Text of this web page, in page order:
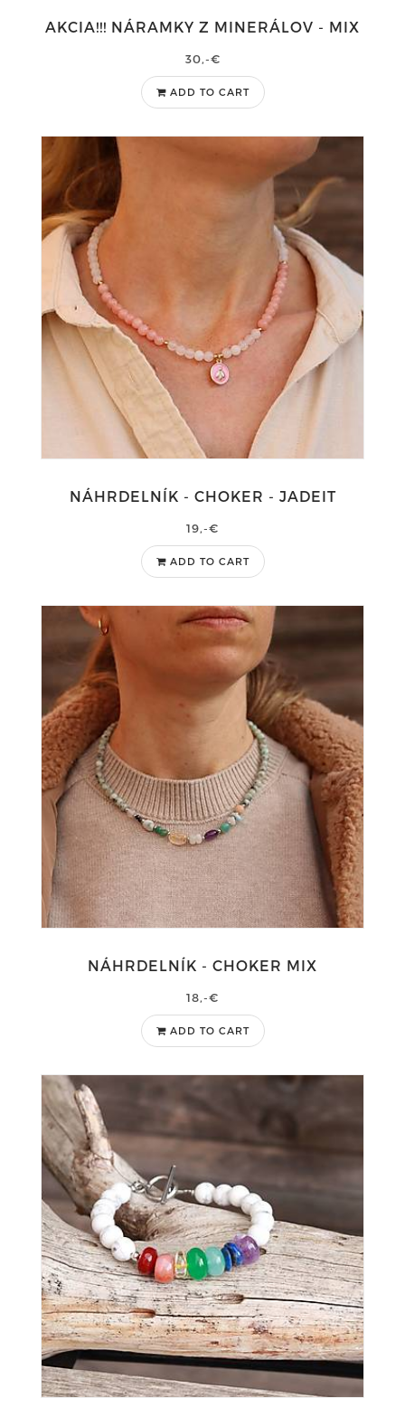
AKCIA!!! NÁRAMKY Z MINERÁLOV - MIX
30,-€
ADD TO CART
NÁHRDELNÍK - CHOKER - JADEIT
19,-€
ADD TO CART
NÁHRDELNÍK - CHOKER MIX
18,-€
ADD TO CART